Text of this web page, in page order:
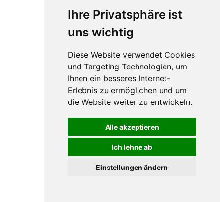
Ihre Privatsphäre ist
uns wichtig
Diese Website verwendet Cookies
und Targeting Technologien, um
Ihnen ein besseres Internet-
Erlebnis zu ermöglichen und um
die Website weiter zu entwickeln.
Alle akzeptieren
Ich lehne ab
Einstellungen ändern
Datenschutz
Barrierefreiheit
Sitemap